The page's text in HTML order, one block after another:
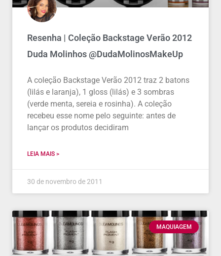
Resenha | Coleção Backstage Verão 2012
Duda Molinhos @DudaMolinosMakeUp
A coleção Backstage Verão 2012 traz 2 batons
(lilás e laranja), 1 gloss (lilás) e 3 sombras
(verde menta, sereia e rosinha). A coleção
recebeu esse nome pelo seguinte: antes de
lançar os produtos decidiram
LEIA MAIS >
30 de novembro de 2011
MAQUIAGEM